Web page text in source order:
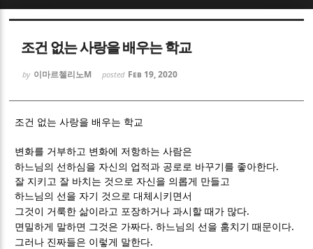
조건 없는 사랑을 배우는 학교
by 이마르첼리노M posted Feb 19, 2020
조건 없는 사랑을 배우는 학교
변화를 거부하고 변화에 저항하는 사람은
하느님의 선하심을 자신의 업적과 공로로 바꾸기를 좋아한다.
잘 지키고 잘 바치는 것으로 자신을 의롭게 만들고
하느님의 선을 자기 것으로 대체시키면서
그것이 거룩한 삶이라고 포장하거나 과시할 때가 많다.
면밀하게 말하면 그것은 가짜다.하느님의 선을 훔치기 때문이다.
그러나 진짜들은 이렇게 말한다.
Sketchbook5, 스케치북5
Sketchbook5, 스케치북5
Sketchbook5, 스케치북5
Sketchbook5, 스케치북5